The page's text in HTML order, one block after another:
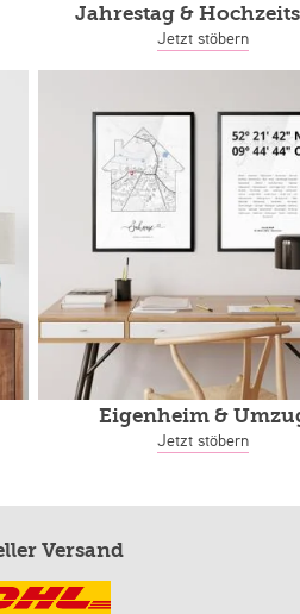
Jahrestag&
Jetzt stöbern
Eigenheim&
Jetzt stöbern
Versand